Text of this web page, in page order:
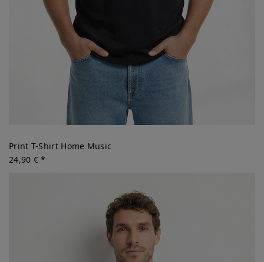
Print T-Shirt Home Music
24,90 € *